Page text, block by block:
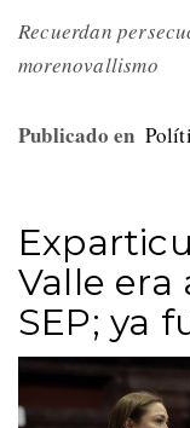
Recuerdan
morenovallismo
Publicado en
Valle era
SEP; ya